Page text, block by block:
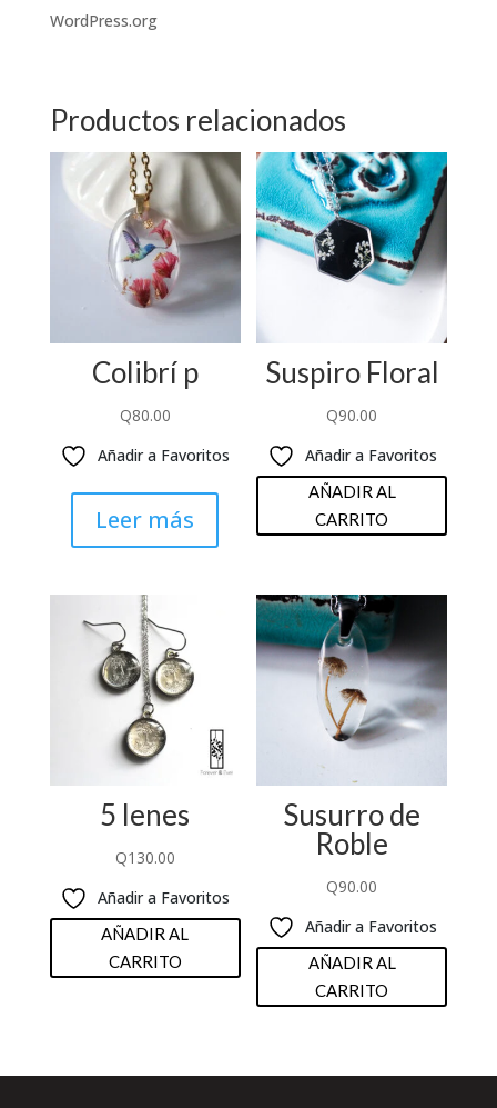
WordPress.org
Productos relacionados
Colibrí p
Q80.00
Añadir a Favoritos
Leer más
Suspiro Floral
Q90.00
Añadir a Favoritos
AÑADIR AL
CARRITO
5 lenes
Q130.00
Añadir a Favoritos
AÑADIR AL
CARRITO
Susurro de
Roble
Q90.00
Añadir a Favoritos
AÑADIR AL
CARRITO